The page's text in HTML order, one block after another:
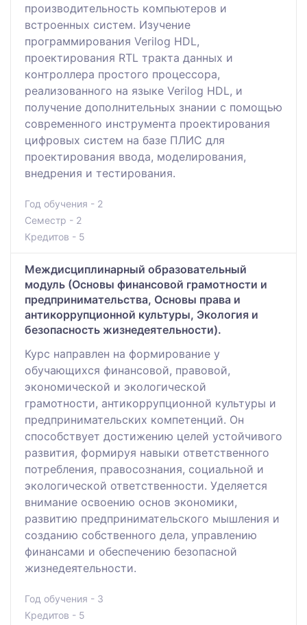
производительность компьютеров и
встроенных систем. Изучение
программирования Verilog HDL,
проектирования RTL тракта данных и
контроллера простого процессора,
реализованного на языке Verilog HDL, и
получение дополнительных знании с помощью
современного инструмента проектирования
цифровых систем на базе ПЛИС для
проектирования ввода, моделирования,
внедрения и тестирования.
Год обучения - 2
Семестр - 2
Кредитов - 5
Междисциплинарный образовательный
модуль (Основы финансовой грамотности и
предпринимательства, Основы права и
антикоррупционной культуры, Экология и
безопасность жизнедеятельности).
Курс направлен на формирование у
обучающихся финансовой, правовой,
экономической и экологической
грамотности, антикоррупционной культуры и
предпринимательских компетенций. Он
способствует достижению целей устойчивого
развития, формируя навыки ответственного
потребления, правосознания, социальной и
экологической ответственности. Уделяется
внимание освоению основ экономики,
развитию предпринимательского мышления и
созданию собственного дела, управлению
финансами и обеспечению безопасной
жизнедеятельности.
Год обучения - 3
Кредитов - 5